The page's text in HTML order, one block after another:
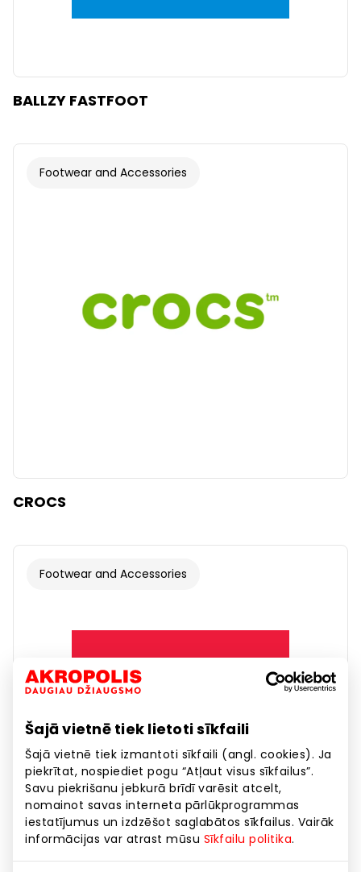
Šajā vietnē tiek lietoti sīkfaili
Šajā vietnē tiek izmantoti sīkfaili (angl. cookies). Ja
piekrītat, nospiediet pogu “Atļaut visus sīkfailus”.
Savu piekrišanu jebkurā brīdī varēsit atcelt,
nomainot savas interneta pārlūkprogrammas
iestatījumus un izdzēšot saglabātos sīkfailus. Vairāk
informācijas var atrast mūsu Sīkfailu politika.
BALLZY FASTFOOT
Footwear and Accessories
CROCS
Footwear and Accessories